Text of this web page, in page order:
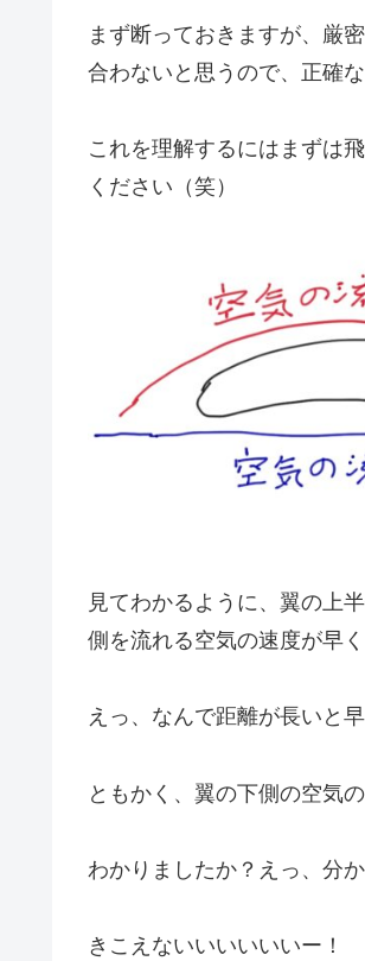
まず断っておきますが、厳
合わないと思うので、正確
これを理解するにはまずは
ください（笑）
見てわかるように、翼の上
側を流れる空気の速度が早く
えっ、なんで距離が長いと
ともかく、翼の下側の空気
わかりましたか？えっ、分
きこえないいいいいいー！